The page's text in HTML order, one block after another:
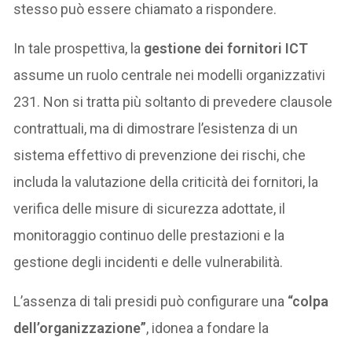
stesso può essere chiamato a rispondere.
In tale prospettiva, la gestione dei fornitori ICT
assume un ruolo centrale nei modelli organizzativi
231. Non si tratta più soltanto di prevedere clausole
contrattuali, ma di dimostrare l’esistenza di un
sistema effettivo di prevenzione dei rischi, che
includa la valutazione della criticità dei fornitori, la
verifica delle misure di sicurezza adottate, il
monitoraggio continuo delle prestazioni e la
gestione degli incidenti e delle vulnerabilità.
L’assenza di tali presidi può configurare una “colpa
dell’organizzazione”, idonea a fondare la